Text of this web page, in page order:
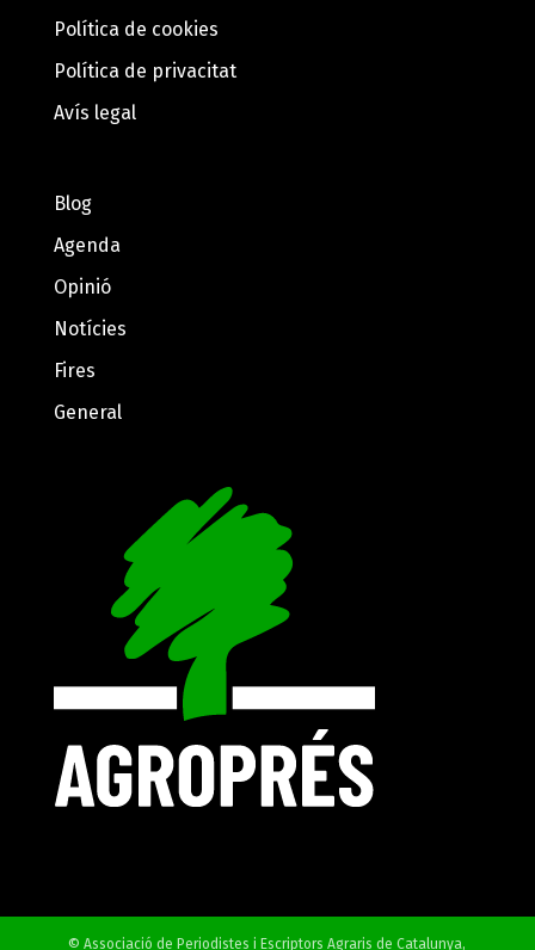
Política de cookies
Política de privacitat
Avís legal
Blog
Agenda
Opinió
Notícies
Fires
General
© Associació de Periodistes i Escriptors Agraris de Catalunya,